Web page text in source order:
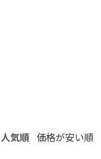
人気順 価格が安い順